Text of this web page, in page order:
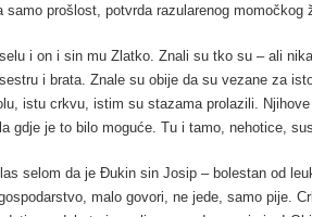
prošlost, potvrda razularenog momočkog
i on i sin mu Zlatko. Znali su tko su – ali
i brata. Znale su obije da su vezane za
istu crkvu, istim su stazama prolazili.
gdje je to bilo moguće. Tu i tamo, nehotice,
selom da je Đukin sin Josip – bolestan od
malo govori, ne jede, samo pije.